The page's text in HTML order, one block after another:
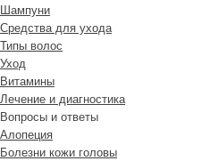
Шампуни
Средства для ухода
Типы волос
Уход
Витамины
Лечение и диагностика
Вопросы и ответы
Алопеция
Болезни кожи головы